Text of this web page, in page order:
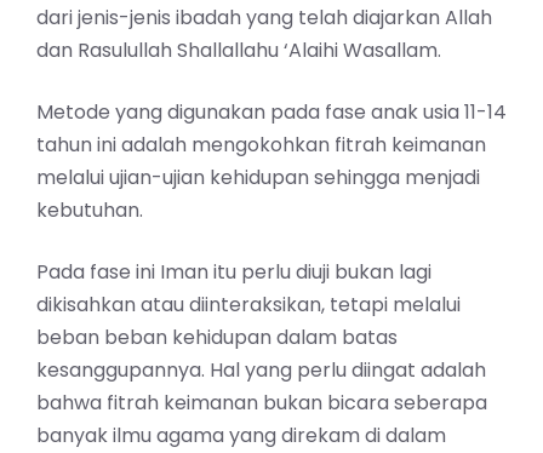
dari jenis-jenis ibadah yang telah diajarkan Allah
dan Rasulullah Shallallahu ‘Alaihi Wasallam.
Metode yang digunakan pada fase anak usia 11-14
tahun ini adalah mengokohkan fitrah keimanan
melalui ujian-ujian kehidupan sehingga menjadi
kebutuhan.
Pada fase ini Iman itu perlu diuji bukan lagi
dikisahkan atau diinteraksikan, tetapi melalui
beban beban kehidupan dalam batas
kesanggupannya. Hal yang perlu diingat adalah
bahwa fitrah keimanan bukan bicara seberapa
banyak ilmu agama yang direkam di dalam